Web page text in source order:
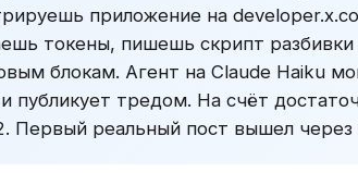
приложение на
токены, пишешь скрипт
блокам. Агент на Claude Haiku
публикует тредом. На счёт
Первый реальный пост вышел через